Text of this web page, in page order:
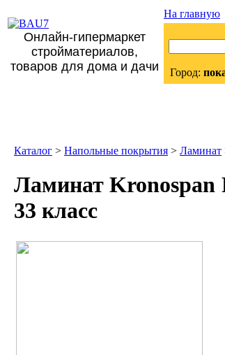
Онлайн-гипермаркет
стройматериалов,
товаров для дома и дачи
На главную
Город:
Каталог > Напольные покрытия > Ламинат
Ламинат Kronospan
33 класс